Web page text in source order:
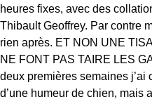
heures fixes, avec des
Thibault Geoffrey. Par contre
rien après. ET NON UNE
NE FONT PAS TAIRE LES
deux premières semaines j’ai
d’une humeur de chien, mais